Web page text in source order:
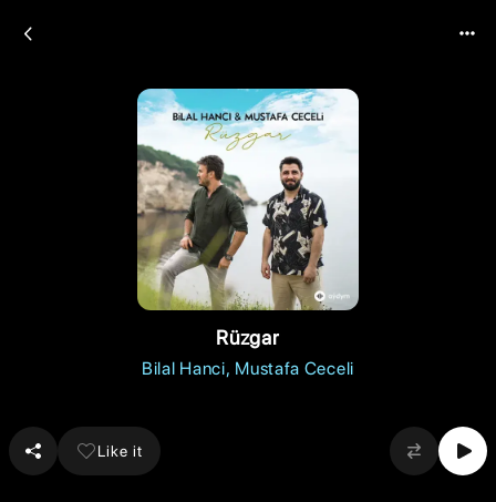
Rüzgar
Bilal Hanci Mustafa Ceceli
Like it